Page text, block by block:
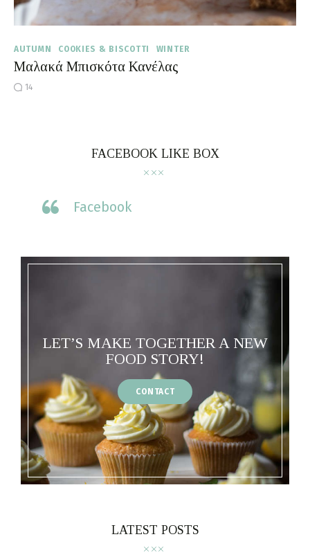
AUTUMN COOKIES & BISCOTTI WINTER
Μαλακά Μπισκότα Κανέλας
14
FACEBOOK LIKE BOX
Facebook
LET’S MAKE TOGETHER A NEW
FOOD STORY!
CONTACT
LATEST POSTS